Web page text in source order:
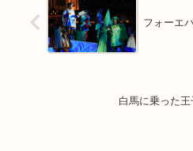
フォーエ
白馬に乗った王